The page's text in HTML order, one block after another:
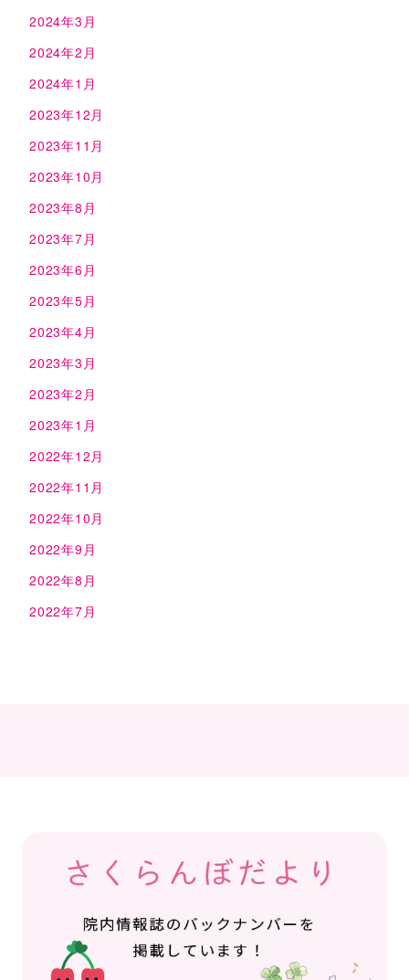
2024年3月
2024年2月
2024年1月
2023年12月
2023年11月
2023年10月
2023年8月
2023年7月
2023年6月
2023年5月
2023年4月
2023年3月
2023年2月
2023年1月
2022年12月
2022年11月
2022年10月
2022年9月
2022年8月
2022年7月